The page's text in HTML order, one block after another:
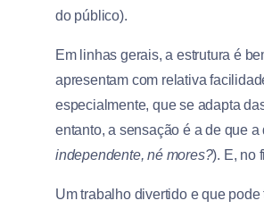
do público).
Em linhas gerais, a estrutura é
apresentam com relativa
especialmente, que se adapta
entanto, a sensação é a de que
independente, né mores?). E, no
Um trabalho divertido e que pode